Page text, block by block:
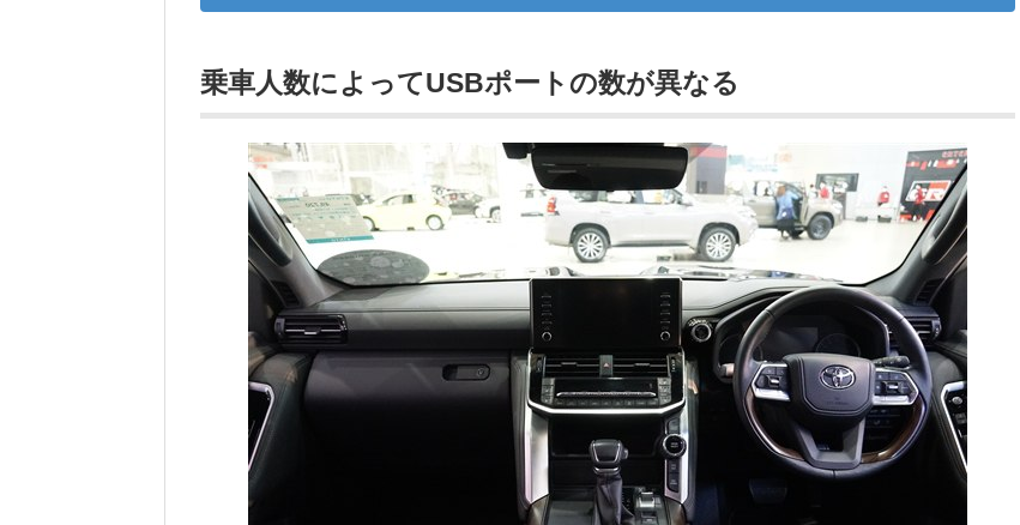
乗車人数によってUSBポートの数が異なる